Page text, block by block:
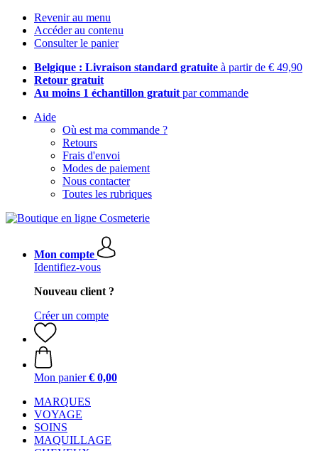
Revenir au menu
Accéder au contenu
Consulter le panier
Belgique : Livraison standard gratuite à partir de € 49,90
Retour gratuit
Au moins 1 échantillon gratuit par commande
Aide
Où est ma commande ?
Retours
Frais d'envoi
Modes de paiement
Nous contacter
Toutes les rubriques
Mon compte
Identifiez-vous
Nouveau client ?
Créer un compte
Mon panier € 0,00
MARQUES
VOYAGE
SOINS
MAQUILLAGE